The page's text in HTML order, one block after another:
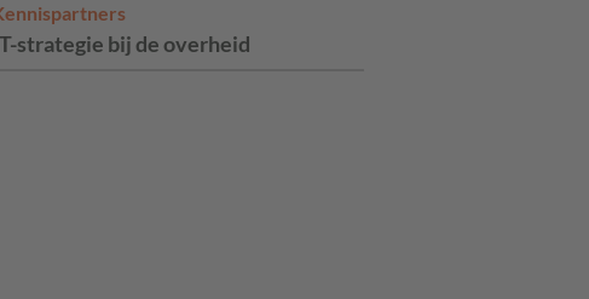
strategie bij de overheid